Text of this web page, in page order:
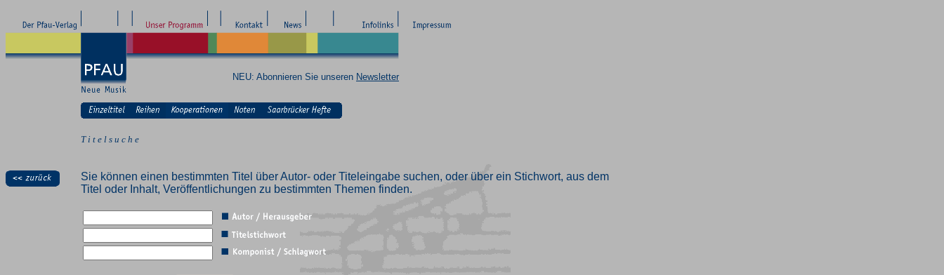
NEU: Abonnieren Sie unseren Newsletter
T i t e l s u c h e
Sie können einen bestimmten Titel über Autor- oder Titeleingabe suchen, oder über ein Stichwort, aus dem
Titel oder Inhalt, Veröffentlichungen zu bestimmten Themen finden.